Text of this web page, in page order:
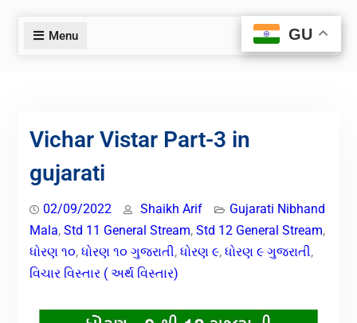
Menu
Vichar Vistar Part-3 in
gujarati
02/09/2022 Shaikh Arif
Gujarati Nibhand
Mala, Std 11 General Stream, Std 12 General Stream,
ધોરણ ૧૦, ધોરણ ૧૦ ગુજરાતી, ધોરણ ૯, ધોરણ ૯ ગુજરાતી,
વિચાર વિસ્તાર ( અર્થ વિસ્તાર)
GU
GU